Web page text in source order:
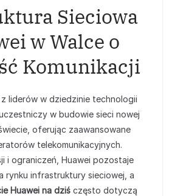
Sieciowa
w Walce o
Komunikacji
liderów w dziedzinie technologii
w budowie sieci nowej
oferując zaawansowane
telekomunikacyjnych.
i ograniczeń, Huawei pozostaje
rynku infrastruktury sieciowej, a
Huawei na dziś często dotyczą